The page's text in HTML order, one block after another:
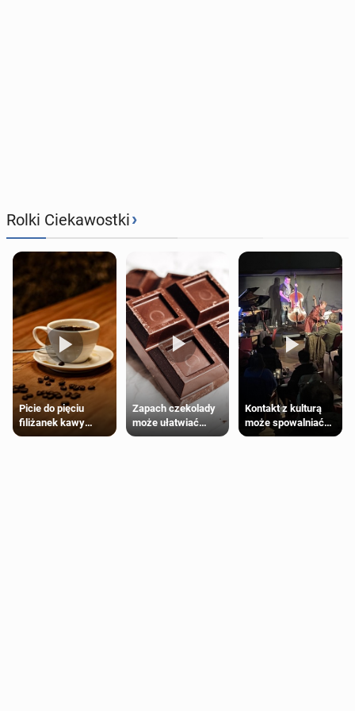
Rolki Ciekawostki›
Picie do pięciu
filiżanek kawy
dziennie jest
Zapach czekolady
może ułatwiać
trening siłowy
Kontakt z kulturą
może spowalniać
starzenie